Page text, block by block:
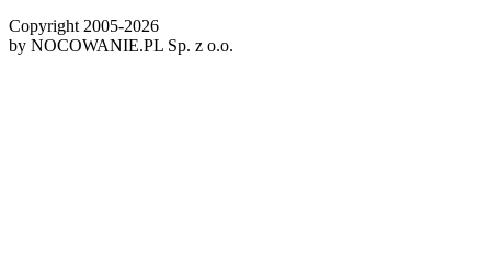
Copyright 2005-2026
by NOCOWANIE.PL Sp. z o.o.